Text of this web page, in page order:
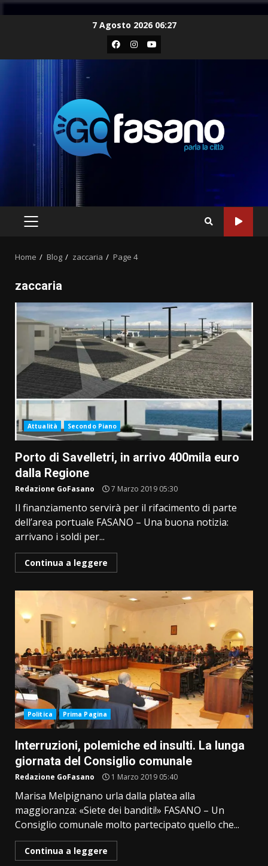
7 Agosto 2026 06:27
Facebook
Instagram
Youtube
PRIMARY
Home Blog zaccaria Page 4
zaccaria
Attualità Secondo Piano
Porto di Savelletri, in arrivo 400mila euro
dalla Regione
Redazione GoFasano 7 Marzo 2019 05:30
Il finanziamento servirà per il rifacimento di parte
dell’area portuale FASANO – Una buona notizia:
arrivano i soldi per...
Continua a leggere
Politica Prima Pagina
Interruzioni, polemiche ed insulti. La lunga
giornata del Consiglio comunale
Redazione GoFasano 1 Marzo 2019 05:40
Marisa Melpignano urla dalla platea alla
maggioranza: «Siete dei banditi!» FASANO – Un
Consiglio comunale molto partecipato quello che...
Continua a leggere